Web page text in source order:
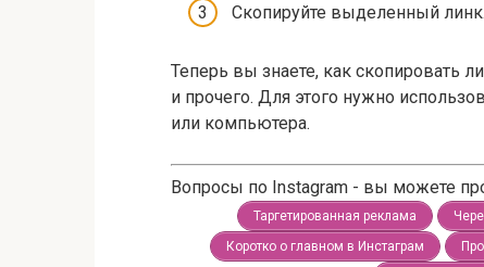
Скопируйте выделенный линк.
Теперь вы знаете, как скопировать
и прочего. Для этого нужно
или компьютера.
Вопросы по Instagram - вы можете
Таргетированная реклама
Коротко о главном в Инстаграм